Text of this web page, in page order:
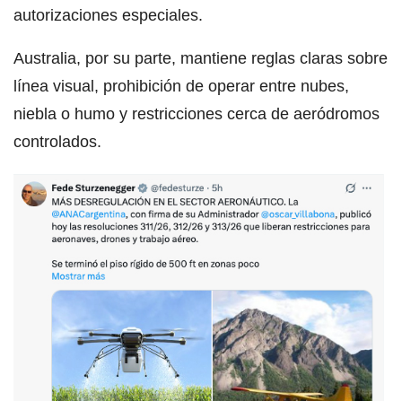
autorizaciones especiales.
Australia, por su parte, mantiene reglas claras sobre
línea visual, prohibición de operar entre nubes,
niebla o humo y restricciones cerca de aeródromos
controlados.